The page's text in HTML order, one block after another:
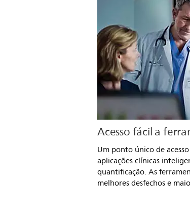
Acesso fácil a
Um ponto único de
aplicações clínicas
quantificação. As
melhores desfechos e